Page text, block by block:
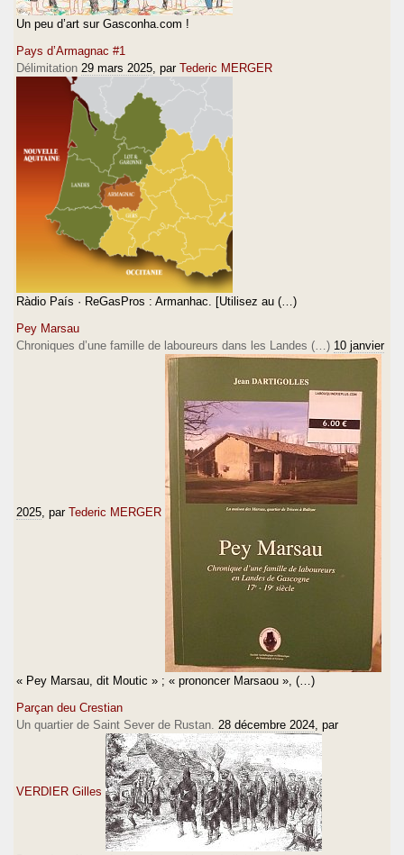
Un peu d’art sur Gasconha.com !
Pays d’Armagnac #1
Délimitation 29 mars 2025 , par Tederic MERGER
Ràdio País · ReGasPros : Armanhac. [Utilisez au (…)
Pey Marsau
Chroniques d’une famille de laboureurs dans les Landes (…) 10 janvier
2025 , par Tederic MERGER
« Pey Marsau, dit Moutic » ; « prononcer Marsaou », (…)
Parçan deu Crestian
Un quartier de Saint Sever de Rustan. 28 décembre 2024 , par
VERDIER Gilles